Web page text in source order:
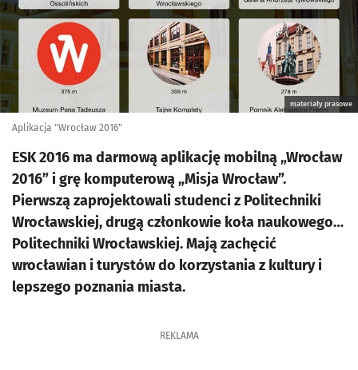
materiały prasowe
Aplikacja "Wrocław 2016"
ESK 2016 ma darmową aplikację mobilną „Wrocław
2016” i grę komputerową „Misja Wrocław”.
Pierwszą zaprojektowali studenci z Politechniki
Wrocławskiej, drugą członkowie koła naukowego…
Politechniki Wrocławskiej. Mają zachęcić
wrocławian i turystów do korzystania z kultury i
lepszego poznania miasta.
REKLAMA